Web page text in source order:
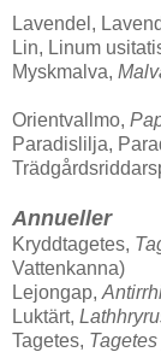
Lavendel,
Lin, Linum
Myskmalva,
Orientvallmo,
Paradislilja,
Annueller
Kryddtagetes,
Vattenkanna)
Lejongap,
Luktärt,
Tagetes,